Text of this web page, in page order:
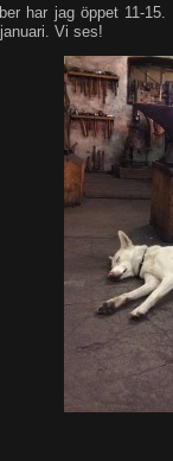
har jag öppet 11-
Vi ses!